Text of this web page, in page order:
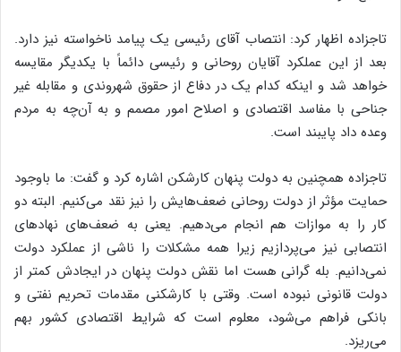
تاجزاده اظهار کرد: انتصاب آقای رئیسی یک پیامد ناخواسته نیز دارد.
بعد از این عملکرد آقایان روحانی و رئیسی دائماً با یکدیگر مقایسه
خواهد شد و اینکه کدام یک در دفاع از حقوق شهروندی و مقابله غیر
جناحی با مفاسد اقتصادی و اصلاح امور مصمم و به آن‌چه به مردم
وعده داد پایبند است.
تاجزاده همچنین به دولت پنهان کارشکن اشاره کرد و گفت: ما باوجود
حمایت مؤثر از دولت روحانی ضعف‌هایش را نیز نقد می‌کنیم. البته دو
کار را به موازات هم انجام می‌دهیم. یعنی به ضعف‌های نهادهای
انتصابی نیز می‌پردازیم زیرا همه مشکلات را ناشی از عملکرد دولت
نمی‌دانیم. بله گرانی هست اما نقش دولت پنهان در ایجادش کمتر از
دولت قانونی نبوده است. وقتی با کارشکنی مقدمات تحریم نفتی و
بانکی فراهم می‌شود، معلوم است که شرایط اقتصادی کشور بهم
می‌ریزد.